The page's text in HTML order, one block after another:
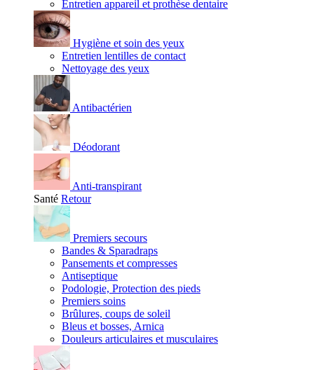
Entretien appareil et prothèse dentaire
Hygiène et soin des yeux
Entretien lentilles de contact
Nettoyage des yeux
Antibactérien
Déodorant
Anti-transpirant
Santé Retour
Premiers secours
Bandes & Sparadraps
Pansements et compresses
Antiseptique
Podologie, Protection des pieds
Premiers soins
Brûlures, coups de soleil
Bleus et bosses, Arnica
Douleurs articulaires et musculaires